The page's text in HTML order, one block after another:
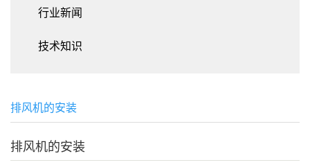
行业新闻
技术知识
排风机的安装
排风机的安装